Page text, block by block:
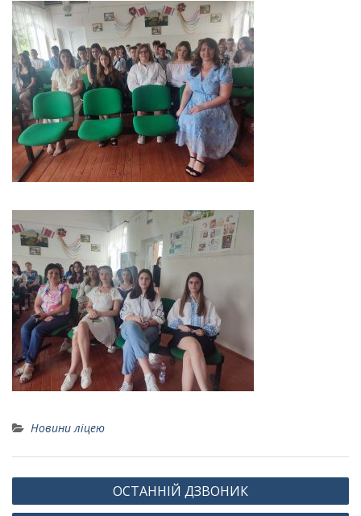
Новини ліцею
Навігація
записів
ОСТАННІЙ ДЗВОНИК